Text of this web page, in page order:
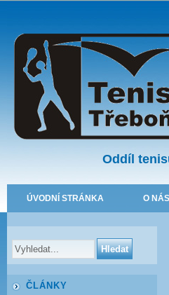
Oddíl
ÚVODNÍ STRÁNKA O NÁS
ČLÁNKY